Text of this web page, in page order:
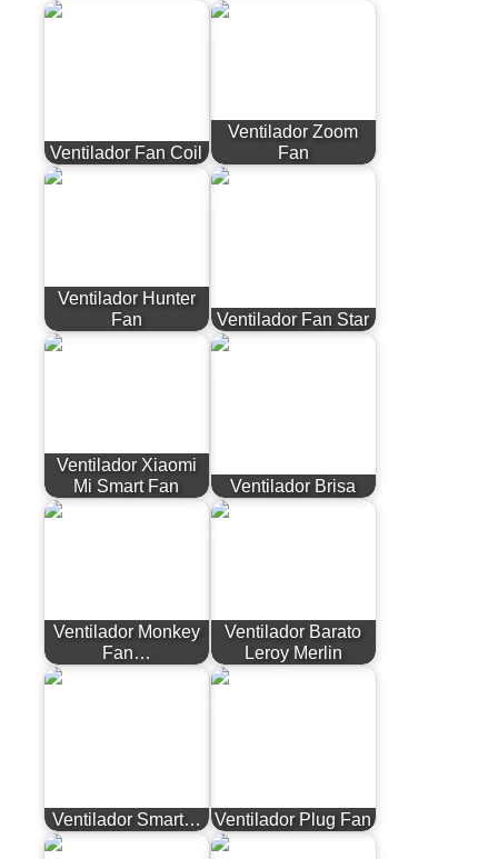
Ventilador Fan Coil
Ventilador Zoom
Fan
Ventilador Hunter
Fan
Ventilador Fan Star
Ventilador Xiaomi
Mi Smart Fan
Ventilador Brisa
Ventilador Monkey
Fan…
Ventilador Barato
Leroy Merlin
Ventilador Smart… Ventilador Plug Fan